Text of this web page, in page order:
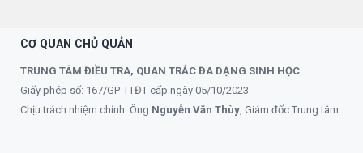
CƠ QUAN CHỦ QUẢN
TRUNG TÂM ĐIỀU TRA, QUAN TRẮC ĐA DẠNG SINH HỌC
Giấy phép số: 167/GP-TTĐT cấp ngày 05/10/2023
Chịu trách nhiệm chính: Ông Nguyễn Văn Thùy , Giám đốc Trung tâm